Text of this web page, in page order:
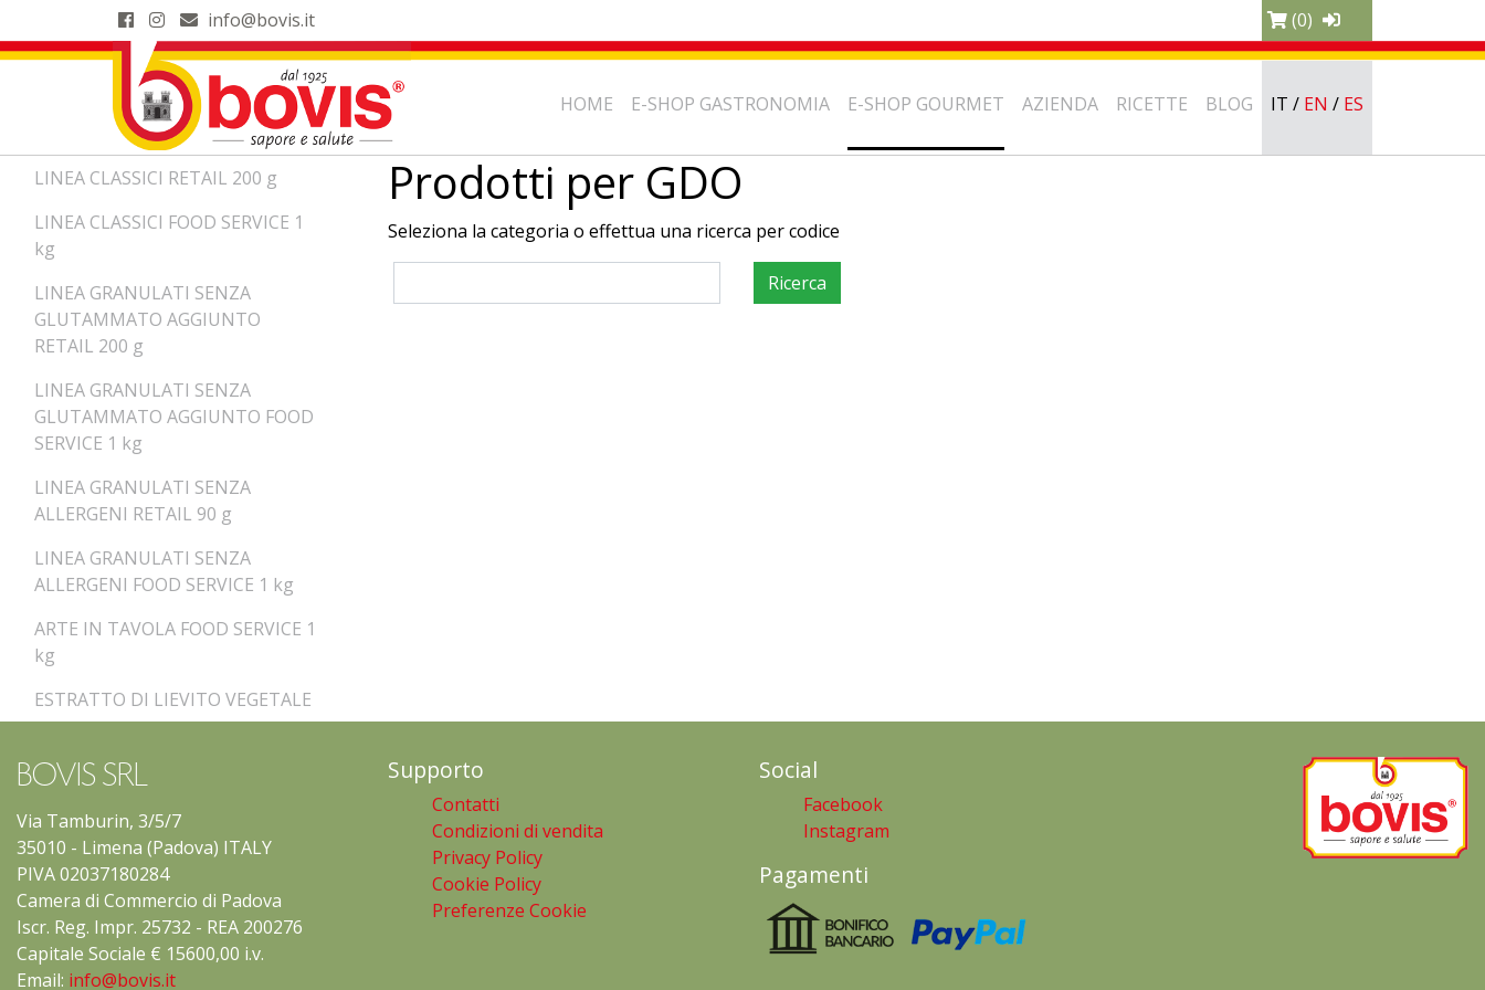
info@bovis.it (0)
HOME E-SHOP GASTRONOMIA E-SHOP GOURMET AZIENDA RICETTE BLOG IT / EN / ES
LINEA CLASSICI RETAIL 200 g
LINEA CLASSICI FOOD SERVICE 1
kg
LINEA GRANULATI SENZA
GLUTAMMATO AGGIUNTO
RETAIL 200 g
LINEA GRANULATI SENZA
GLUTAMMATO AGGIUNTO FOOD
SERVICE 1 kg
LINEA GRANULATI SENZA
ALLERGENI RETAIL 90 g
LINEA GRANULATI SENZA
ALLERGENI FOOD SERVICE 1 kg
ARTE IN TAVOLA FOOD SERVICE 1
kg
ESTRATTO DI LIEVITO VEGETALE
Prodotti per GDO
Seleziona la categoria o effettua una ricerca per codice
BOVIS SRL
Via Tamburin, 3/5/7
35010 - Limena (Padova) ITALY
PIVA 02037180284
Camera di Commercio di Padova
Iscr. Reg. Impr. 25732 - REA 200276
Capitale Sociale € 15600,00 i.v.
Email: info@bovis.it
Supporto
Contatti
Condizioni di vendita
Privacy Policy
Cookie Policy
Preferenze Cookie
Social
Facebook
Instagram
Pagamenti